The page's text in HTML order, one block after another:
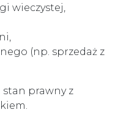
wieczystej,
(np. sprzedaż z
stan prawny z